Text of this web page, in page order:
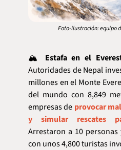
Foto-ilustración: equipo
🏔️ Estafa en el
Autoridades de Nepal
millones en el Monte
del mundo con 8,849
empresas de provocar
y simular rescates
Arrestaron a 10
con unos 4,800 turistas